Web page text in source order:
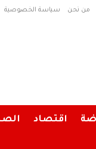
من نحن سياسة الخصوصية
اقتصاد